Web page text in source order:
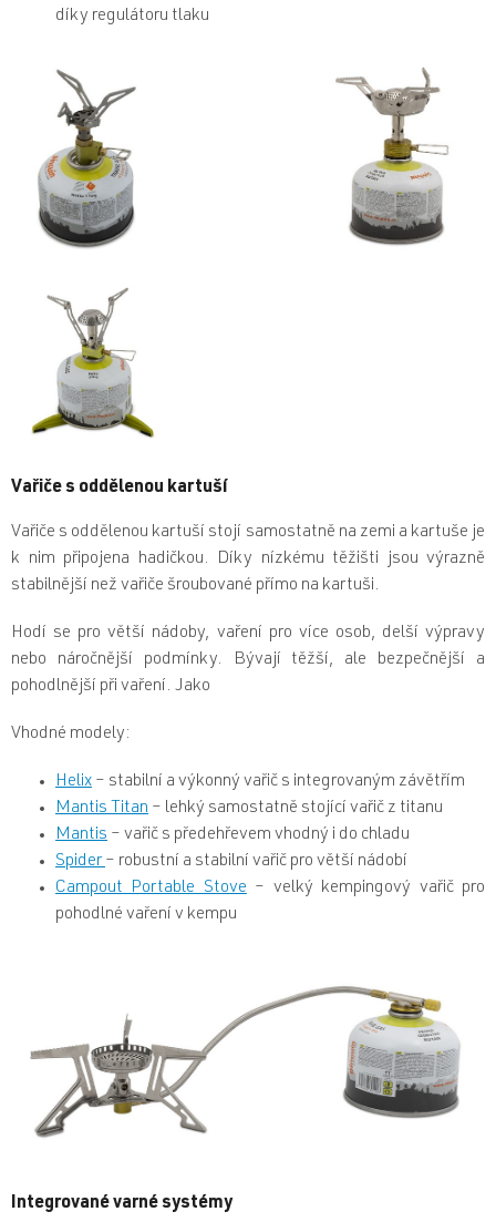
díky regulátoru tlaku
Vařiče s oddělenou kartuší
Vařiče s oddělenou kartuší stojí samostatně na zemi a kartuše je
k nim připojena hadičkou. Díky nízkému těžišti jsou výrazně
stabilnější než vařiče šroubované přímo na kartuši.
Hodí se pro větší nádoby, vaření pro více osob, delší výpravy
nebo náročnější podmínky. Bývají těžší, ale bezpečnější a
pohodlnější při vaření. Jako
Vhodné modely:
Helix – stabilní a výkonný vařič s integrovaným závětřím
Mantis Titan – lehký samostatně stojící vařič z titanu
Mantis – vařič s předehřevem vhodný i do chladu
Spider– robustní a stabilní vařič pro větší nádobí
Campout Portable Stove – velký kempingový vařič pro
pohodlné vaření v kempu
Integrované varné systémy